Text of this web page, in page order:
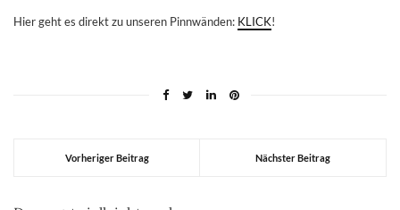
Hier geht es direkt zu unseren Pinnwänden: KLICK!
Vorheriger Beitrag Nächster Beitrag